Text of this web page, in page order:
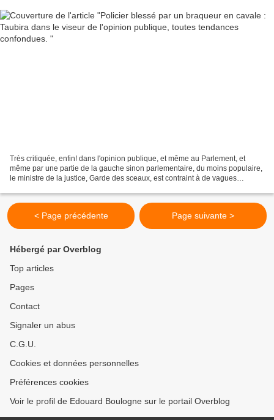
Très critiquée, enfin! dans l'opinion publique, et même au Parlement, et
même par une partie de la gauche sinon parlementaire, du moins populaire,
le ministre de la justice, Garde des sceaux, est contraint à de vagues
< Page précédente Page suivante >
Hébergé par Overblog
Top articles
Pages
Contact
Signaler un abus
C.G.U.
Cookies et données personnelles
Préférences cookies
Voir le profil de Edouard Boulogne sur le portail Overblog